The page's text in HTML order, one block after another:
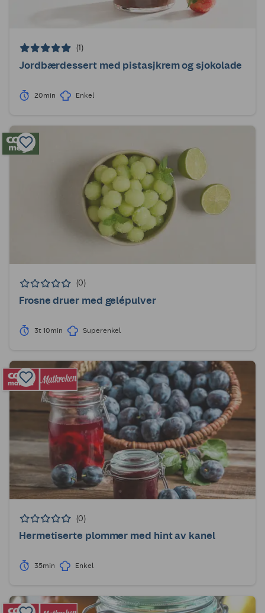
(1)
Jordbærdessert med pistasjkrem og sjokolade
20min Enkel
(0)
Frosne druer med gelépulver
3t 10min Superenkel
(0)
Hermetiserte plommer med hint av kanel
35min Enkel